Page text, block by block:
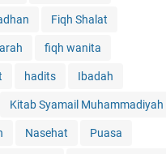
Fiqh Shalat
fiqh wanita
hadits Ibadah
Kitab Syamail Muhammadiyah
Nasehat Puasa